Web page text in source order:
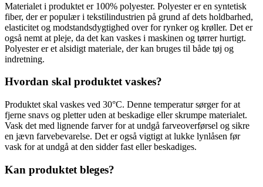
Materialet i produktet er 100% polyester. Polyester er en syntetisk
fiber, der er populær i tekstilindustrien på grund af dets holdbarhed,
elasticitet og modstandsdygtighed over for rynker og krøller. Det er
også nemt at pleje, da det kan vaskes i maskinen og tørrer hurtigt.
Polyester er et alsidigt materiale, der kan bruges til både tøj og
indretning.
Hvordan skal produktet vaskes?
Produktet skal vaskes ved 30°C. Denne temperatur sørger for at
fjerne snavs og pletter uden at beskadige eller skrumpe materialet.
Vask det med lignende farver for at undgå farveoverførsel og sikre
en jævn farvebevarelse. Det er også vigtigt at lukke lynlåsen før
vask for at undgå at den sidder fast eller beskadiges.
Kan produktet bleges?